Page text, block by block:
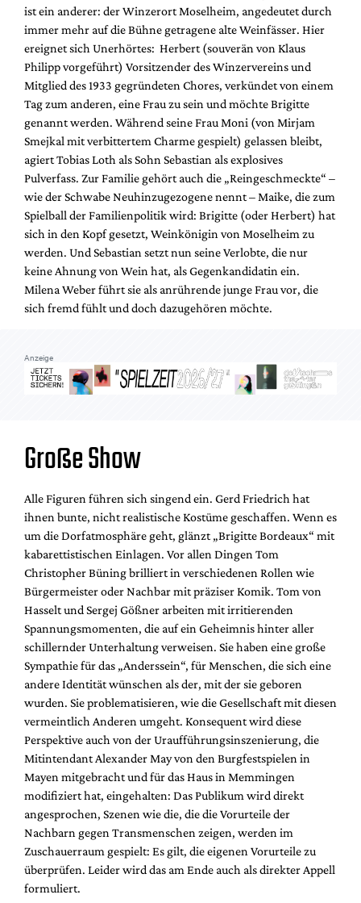
ist ein anderer: der Winzerort Moselheim, angedeutet durch
immer mehr auf die Bühne getragene alte Weinfässer. Hier
ereignet sich Unerhörtes: Herbert (souverän von Klaus
Philipp vorgeführt) Vorsitzender des Winzervereins und
Mitglied des 1933 gegründeten Chores, verkündet von einem
Tag zum anderen, eine Frau zu sein und möchte Brigitte
genannt werden. Während seine Frau Moni (von Mirjam
Smejkal mit verbittertem Charme gespielt) gelassen bleibt,
agiert Tobias Loth als Sohn Sebastian als explosives
Pulverfass. Zur Familie gehört auch die „Reingeschmeckte“ –
wie der Schwabe Neuhinzugezogene nennt – Maike, die zum
Spielball der Familienpolitik wird: Brigitte (oder Herbert) hat
sich in den Kopf gesetzt, Weinkönigin von Moselheim zu
werden. Und Sebastian setzt nun seine Verlobte, die nur
keine Ahnung von Wein hat, als Gegenkandidatin ein.
Milena Weber führt sie als anrührende junge Frau vor, die
sich fremd fühlt und doch dazugehören möchte.
Anzeige
Große Show
Alle Figuren führen sich singend ein. Gerd Friedrich hat
ihnen bunte, nicht realistische Kostüme geschaffen. Wenn es
um die Dorfatmosphäre geht, glänzt „Brigitte Bordeaux“ mit
kabarettistischen Einlagen. Vor allen Dingen Tom
Christopher Büning brilliert in verschiedenen Rollen wie
Bürgermeister oder Nachbar mit präziser Komik. Tom von
Hasselt und Sergej Gößner arbeiten mit irritierenden
Spannungsmomenten, die auf ein Geheimnis hinter aller
schillernder Unterhaltung verweisen. Sie haben eine große
Sympathie für das „Anderssein“, für Menschen, die sich eine
andere Identität wünschen als der, mit der sie geboren
wurden. Sie problematisieren, wie die Gesellschaft mit diesen
vermeintlich Anderen umgeht. Konsequent wird diese
Perspektive auch von der Uraufführungsinszenierung, die
Mitintendant Alexander May von den Burgfestspielen in
Mayen mitgebracht und für das Haus in Memmingen
modifiziert hat, eingehalten: Das Publikum wird direkt
angesprochen, Szenen wie die, die die Vorurteile der
Nachbarn gegen Transmenschen zeigen, werden im
Zuschauerraum gespielt: Es gilt, die eigenen Vorurteile zu
überprüfen. Leider wird das am Ende auch als direkter Appell
formuliert.